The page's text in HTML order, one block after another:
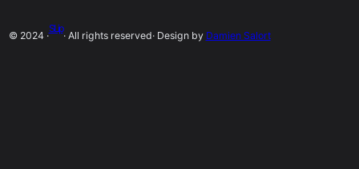
© 2024 ·
SLip
· All rights reserved· Design by Damien Salort